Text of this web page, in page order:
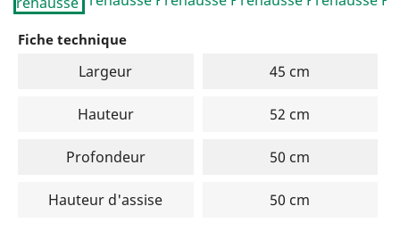
Fiche technique
Largeur 45 cm
Hauteur 52 cm
Profondeur 50 cm
Hauteur d'assise 50 cm